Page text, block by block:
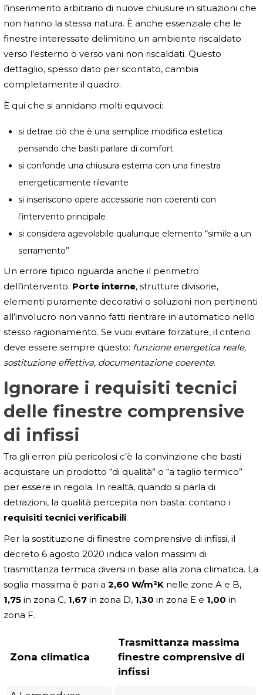
l’inserimento arbitrario di nuove chiusure in situazioni che
non hanno la stessa natura. È anche essenziale che le
finestre interessate delimitino un ambiente riscaldato
verso l’esterno o verso vani non riscaldati. Questo
dettaglio, spesso dato per scontato, cambia
completamente il quadro.
È qui che si annidano molti equivoci:
si detrae ciò che è una semplice modifica estetica
pensando che basti parlare di comfort
si confonde una chiusura esterna con una finestra
energeticamente rilevante
si inseriscono opere accessorie non coerenti con
l’intervento principale
si considera agevolabile qualunque elemento “simile a un
serramento”
Un errore tipico riguarda anche il perimetro
dell’intervento. Porte interne, strutture divisorie,
elementi puramente decorativi o soluzioni non pertinenti
all’involucro non vanno fatti rientrare in automatico nello
stesso ragionamento. Se vuoi evitare forzature, il criterio
deve essere sempre questo: funzione energetica reale,
sostituzione effettiva, documentazione coerente.
Ignorare i requisiti tecnici
delle finestre comprensive
di infissi
Tra gli errori più pericolosi c’è la convinzione che basti
acquistare un prodotto “di qualità” o “a taglio termico”
per essere in regola. In realtà, quando si parla di
detrazioni, la qualità percepita non basta: contano i
requisiti tecnici verificabili.
Per la sostituzione di finestre comprensive di infissi, il
decreto 6 agosto 2020 indica valori massimi di
trasmittanza termica diversi in base alla zona climatica. La
soglia massima è pari a 2,60 W/m²K nelle zone A e B,
1,75 in zona C, 1,67 in zona D, 1,30 in zona E e 1,00 in
zona F.
Zona climatica
Trasmittanza massima
finestre comprensive di
infissi